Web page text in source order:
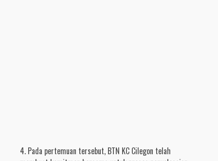
4. Pada pertemuan tersebut, BTN KC Cilegon telah